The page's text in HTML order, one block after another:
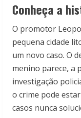
Conheça a
O promotor
pequena cidade
um novo caso. O
menino parece, a
investigação
o crime pode
casos nunca